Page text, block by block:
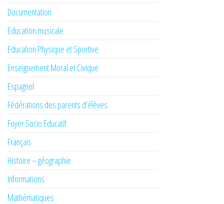
Documentation
Education musicale
Education Physique et Sportive
Enseignement Moral et Civique
Espagnol
Fédérations des parents d’élèves
Foyer Socio Educatif
Français
Histoire – géographie
Informations
Mathématiques